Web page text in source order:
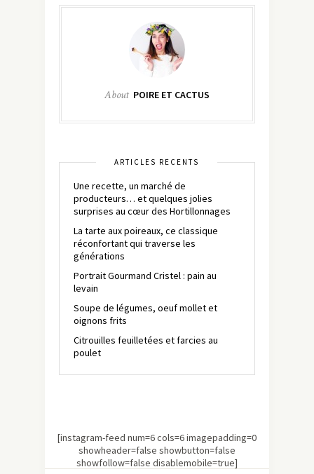
About POIRE ET CACTUS
ARTICLES RÉCENTS
Une recette, un marché de
producteurs… et quelques jolies
surprises au cœur des Hortillonnages
La tarte aux poireaux, ce classique
réconfortant qui traverse les
générations
Portrait Gourmand Cristel : pain au
levain
Soupe de légumes, oeuf mollet et
oignons frits
Citrouilles feuilletées et farcies au
poulet
[instagram-feed num=6 cols=6 imagepadding=0
showheader=false showbutton=false
showfollow=false disablemobile=true]